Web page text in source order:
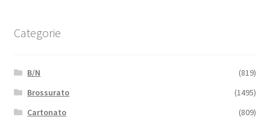
Categorie
B/N
(819)
Brossurato
(1495)
Cartonato
(809)